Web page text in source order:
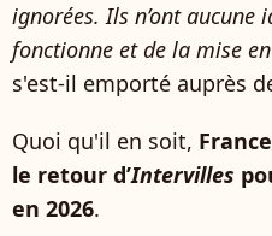
ignorées. Ils n’ont aucune
fonctionne et de la mise en
s'est-il emporté auprès
Quoi qu'il en soit,
le retour d’Intervilles
en 2026.